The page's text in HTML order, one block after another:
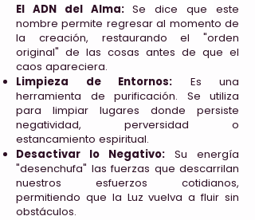
El ADN del Alma:Se dice que este
nombre permite regresar al momento de
la creación, restaurando el "orden
original" de las cosas antes de que el
caos apareciera.
Limpieza de Entornos: Es una
herramienta de purificación. Se utiliza
para limpiar lugares donde persiste
negatividad, perversidad o
estancamiento espiritual.
Desactivar lo Negativo: Su energía
"desenchufa" las fuerzas que descarrilan
nuestros esfuerzos cotidianos,
permitiendo que la Luz vuelva a fluir sin
obstáculos.